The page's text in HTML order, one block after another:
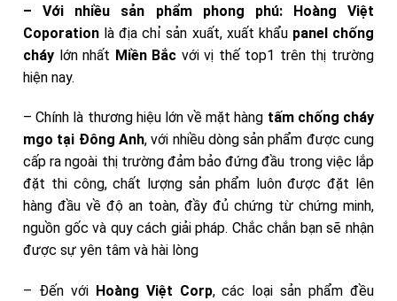
– Với nhiều sản phẩm phong phú:
Hoàng Việt
Coporation là địa chỉ sản xuất, xuất khẩu panel chống
cháy lớn nhất Miền Bắc với vị thế top1 trên thị trường
hiện nay.
– Chính là thương hiệu lớn về mặt hàng tấm chống cháy
mgo tại Đông Anh, với nhiều dòng sản phẩm được cung
cấp ra ngoài thị trường đảm bảo đứng đầu trong việc lắp
đặt thi công, chất lượng sản phẩm luôn được đặt lên
hàng đầu về độ an toàn, đầy đủ chứng từ chứng minh,
nguồn gốc và quy cách giải pháp. Chắc chắn bạn sẽ nhận
được sự yên tâm và hài lòng
– Đến với Hoàng Việt Corp, các loại sản phẩm đều